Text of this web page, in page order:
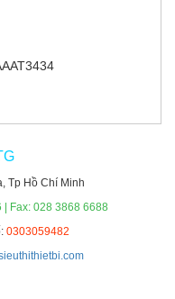
Tp Hồ Chí Minh
Fax: 028 3868 6688
0303059482